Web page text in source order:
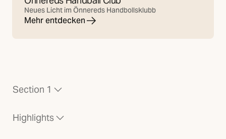
Neues Licht im Önnereds Handbollsklubb
Mehr entdecken
Section 1
Highlights